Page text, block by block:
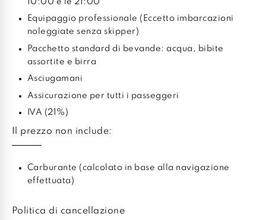
10:00 e le 21:00
Equipaggio professionale (Eccetto imbarcazioni
noleggiate senza skipper)
Pacchetto standard di bevande: acqua, bibite
assortite e birra
Asciugamani
Assicurazione per tutti i passeggeri
IVA (21%)
Il prezzo non include:
Carburante (calcolato in base alla navigazione
effettuata)
Politica di cancellazione